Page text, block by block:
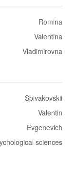
Romina
Valentina
Vladimirovna
Spivakovskii
Valentin
Evgenevich
sciences